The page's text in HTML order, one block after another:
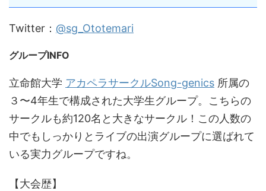
Twitter： @sg_Ototemari
グループINFO
立命館大学 アカペラサークルSong-genics 所属の
３〜4年生で構成された大学生グループ。こちらの
サークルも約120名と大きなサークル！この人数の
中でもしっかりとライブの出演グループに選ばれて
いる実力グループですね。
【大会歴】